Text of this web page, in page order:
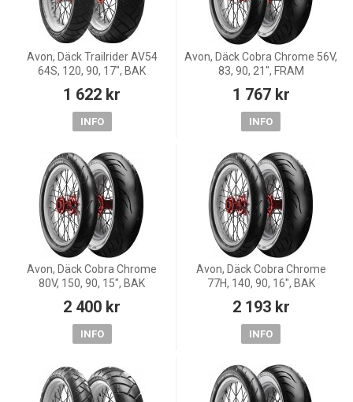
Avon, Däck Trailrider AV54
64S, 120, 90, 17", BAK
1 622 kr
INFO
Avon, Däck Cobra Chrome 56V,
83, 90, 21", FRAM
1 767 kr
INFO
Avon, Däck Cobra Chrome
80V, 150, 90, 15", BAK
2 400 kr
INFO
Avon, Däck Cobra Chrome
77H, 140, 90, 16", BAK
2 193 kr
INFO